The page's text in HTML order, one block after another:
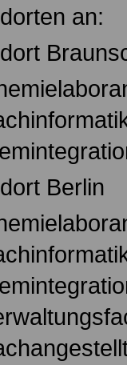
an:
Berlin